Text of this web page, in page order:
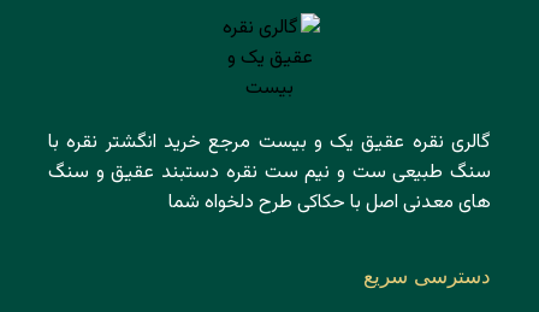
گالری نقره عقیق یک و بیست مرجع خرید انگشتر نقره با
سنگ طبیعی ست و نیم ست نقره دستبند عقیق و سنگ
های معدنی اصل با حکاکی طرح دلخواه شما
دسترسی سریع